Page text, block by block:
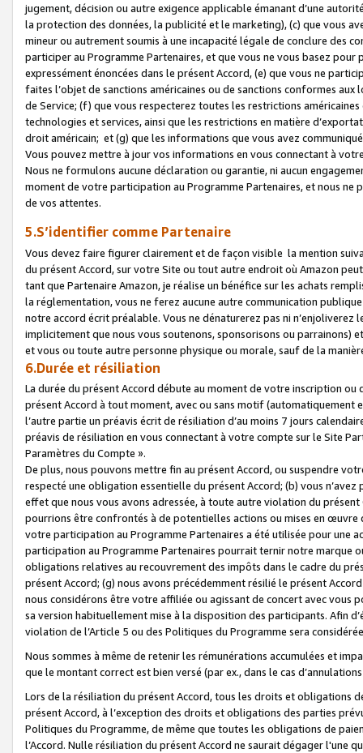
jugement, décision ou autre exigence applicable émanant d’une
la protection des données, la publicité et le marketing), (c) que vous
mineur ou autrement soumis à une incapacité légale de conclure des
participer au Programme Partenaires, et que vous ne vous basez
expressément énoncées dans le présent Accord, (e) que vous ne
faites l’objet de sanctions américaines ou de sanctions conformes
de Service; (f) que vous respecterez toutes les restrictions
technologies et services, ainsi que les restrictions en matière
droit américain; et (g) que les informations que vous avez
Vous pouvez mettre à jour vos informations en vous connectant à
Nous ne formulons aucune déclaration ou garantie, ni aucun
moment de votre participation au Programme Partenaires, et nous
de vos attentes.
5.S’identifier comme Partenaire
Vous devez faire figurer clairement et de façon visible la mention
du présent Accord, sur votre Site ou tout autre endroit où Amazon
tant que Partenaire Amazon, je réalise un bénéfice sur les achats
la réglementation, vous ne ferez aucune autre communication
notre accord écrit préalable. Vous ne dénaturerez pas ni
implicitement que nous vous soutenons, sponsorisons ou parrainons)
et vous ou toute autre personne physique ou morale, sauf de la
6.Durée et résiliation
La durée du présent Accord débute au moment de votre inscription
présent Accord à tout moment, avec ou sans motif (automatiquement
l’autre partie un préavis écrit de résiliation d’au moins 7 jours
préavis de résiliation en vous connectant à votre compte sur le Site
Paramètres du Compte ».
De plus, nous pouvons mettre fin au présent Accord, ou suspendre
respecté une obligation essentielle du présent Accord; (b) vous
effet que nous vous avons adressée, à toute autre violation du
pourrions être confrontés à de potentielles actions ou mises en
votre participation au Programme Partenaires a été utilisée pour une
participation au Programme Partenaires pourrait ternir notre marque
obligations relatives au recouvrement des impôts dans le cadre du
présent Accord; (g) nous avons précédemment résilié le présent
nous considérons être votre affiliée ou agissant de concert avec vous
sa version habituellement mise à la disposition des participants. Afin
violation de l’Article 5 ou des Politiques du Programme sera
Nous sommes à même de retenir les rémunérations accumulées et
que le montant correct est bien versé (par ex., dans le cas
Lors de la résiliation du présent Accord, tous les droits et obligations
présent Accord, à l’exception des droits et obligations des parties
Politiques du Programme, de même que toutes les obligations de
l’Accord. Nulle résiliation du présent Accord ne saurait dégager l'une